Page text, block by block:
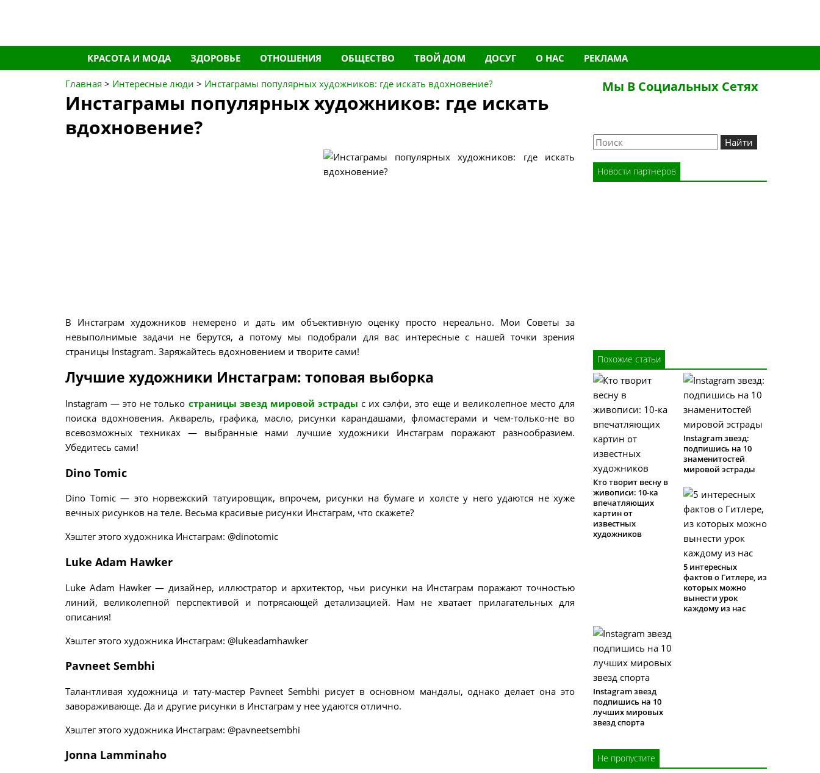
Перейти
к
содержимому
КРАСОТА И МОДА ЗДОРОВЬЕ ОТНОШЕНИЯ ОБЩЕСТВО ТВОЙ ДОМ ДОСУГ О НАС РЕКЛАМА
Главная > Интересные люди > Инстаграмы популярных художников: где искать вдохновение?
Инстаграмы популярных художников: где искать
вдохновение?
В Инстаграм художников немерено и дать им объективную оценку просто нереально. Мои Советы за
невыполнимые задачи не берутся, а потому мы подобрали для вас интересные с нашей точки зрения
страницы Instagram. Заряжайтесь вдохновением и творите сами!
Лучшие художники Инстаграм: топовая выборка
Instagram — это не только страницы звезд мировой эстрады с их сэлфи, это еще и великолепное место для
поиска вдохновения. Акварель, графика, масло, рисунки карандашами, фломастерами и чем-только-не во
всевозможных техниках — выбранные нами лучшие художники Инстаграм поражают разнообразием.
Убедитесь сами!
Dino Tomic
Dino Tomic — это норвежский татуировщик, впрочем, рисунки на бумаге и холсте у него удаются не хуже
вечных рисунков на теле. Весьма красивые рисунки Инстаграм, что скажете?
Хэштег этого художника Инстаграм: @dinotomic
Luke Adam Hawker
Luke Adam Hawker — дизайнер, иллюстратор и архитектор, чьи рисунки на Инстаграм поражают точностью
линий, великолепной перспективой и потрясающей детализацией. Нам не хватает прилагательных для
описания!
Хэштег этого художника Инстаграм: @lukeadamhawker
Pavneet Sembhi
Талантливая художница и тату-мастер Pavneet Sembhi рисует в основном мандалы, однако делает она это
завораживающе. Да и другие рисунки в Инстаграм у нее удаются отлично.
Хэштег этого художника Инстаграм: @pavneetsembhi
Jonna Lamminaho
Мы В Социальных Сетях
Новости партнеров
Похожие статьи
Кто творит весну в
живописи: 10-ка
впечатляющих
картин от
известных
художников
Instagram звезд:
подпишись на 10
знаменитостей
мировой эстрады
5 интересных
фактов о Гитлере, из
которых можно
вынести урок
каждому из нас
Instagram звезд
подпишись на 10
лучших мировых
звезд спорта
Не пропустите